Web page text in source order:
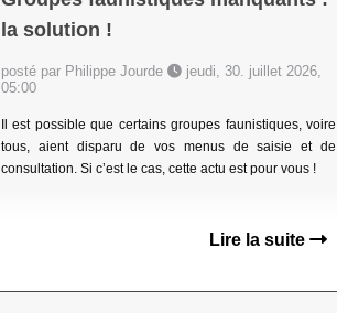
la solution !
posté par Philippe Jourde
jeudi, 30. juillet 2026,
05:00
Il est possible que certains groupes faunistiques, voire
tous, aient disparu de vos menus de saisie et de
consultation. Si c’est le cas, cette actu est pour vous !
Lire la suite